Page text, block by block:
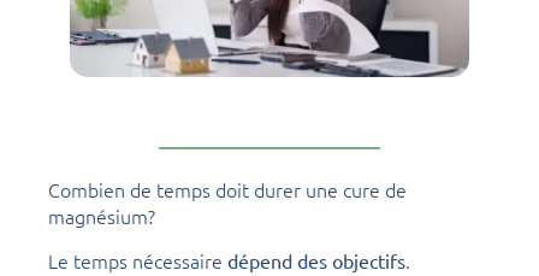
Combien de temps doit durer une cure de
magnésium?
Le temps nécessaire dépend des objectifs.